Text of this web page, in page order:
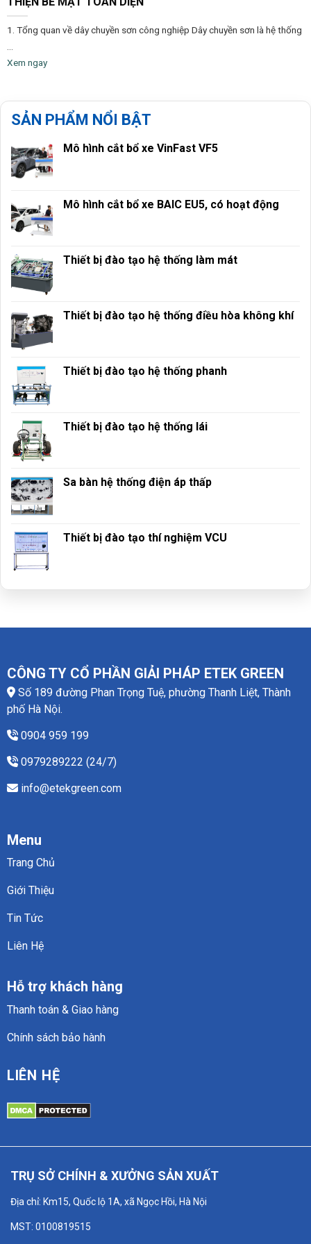
1. Tổng quan về dây chuyền sơn công nghiệp Dây chuyền sơn là hệ thống
Xem ngay
SẢN PHẨM NỔI BẬT
Mô hình cắt bổ xe VinFast VF5
Mô hình cắt bổ xe BAIC EU5, có hoạt động
Thiết bị đào tạo hệ thống làm mát
Thiết bị đào tạo hệ thống điều hòa không khí
Thiết bị đào tạo hệ thống phanh
Thiết bị đào tạo hệ thống lái
Sa bàn hệ thống điện áp thấp
Thiết bị đào tạo thí nghiệm VCU
CÔNG TY CỔ PHẦN GIẢI PHÁP ETEK GREEN
Số 189 đường Phan Trọng Tuệ, phường Thanh Liệt, Thành
phố Hà Nội.
0904 959 199
0979289222 (24/7)
info@etekgreen.com
Menu
Trang Chủ
Giới Thiệu
Tin Tức
Liên Hệ
Hỗ trợ khách hàng
Thanh toán & Giao hàng
Chính sách bảo hành
LIÊN HỆ
TRỤ SỞ CHÍNH & XƯỞNG SẢN XUẤT
Địa chỉ: Km15, Quốc lộ 1A, xã Ngọc Hồi, Hà Nội
MST: 0100819515